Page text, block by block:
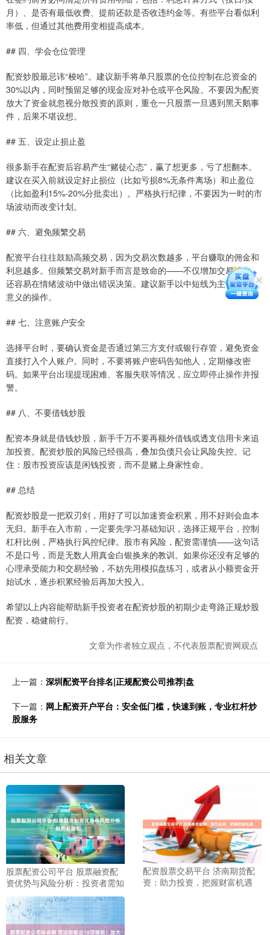
月）、是否有最低收费、提前还款是否收违约金等。有些平台看似利
率低，但通过其他费用变相提高成本。
## 四、学会仓位管理
配资炒股最忌讳“梭哈”。建议新手将单只股票的仓位控制在总资金的
30%以内，同时预留足够的现金应对补仓或平仓风险。不要因为配资
放大了资金就忽视分散投资的原则，重仓一只股票一旦遇到黑天鹅事
件，后果不堪设想。
## 五、设定止损止盈
很多新手在配资后容易产生“赌徒心态”，赢了想更多，亏了想翻本。
建议在买入前就设定好止损位（比如亏损8%无条件离场）和止盈位
（比如盈利15%-20%分批卖出）。严格执行纪律，不要因为一时的市
场波动而改变计划。
## 六、避免频繁交易
配资平台往往鼓励高频交易，因为交易次数越多，平台赚取的佣金和
利息越多。但频繁交易对新手而言是致命的——不仅增加交易成本，
还容易在情绪波动中做出错误决策。建议新手以中短线为主，减少无
意义的操作。
## 七、注意账户安全
选择平台时，要确认资金是否通过第三方支付或银行存管，避免资金
直接打入个人账户。同时，不要将账户密码告知他人，定期修改密
码。如果平台出现提现困难、客服失联等情况，应立即停止操作并报
警。
## 八、不要借钱炒股
配资本身就是借钱炒股，新手千万不要再额外借钱或透支信用卡来追
加投资。配资炒股的风险已经很高，叠加负债只会让风险失控。记
住：股市投资应该是闲钱投资，而不是赌上身家性命。
## 总结
配资炒股是一把双刃剑，用好了可以加速资金积累，用不好则会血本
无归。新手在入市前，一定要先学习基础知识，选择正规平台，控制
杠杆比例，严格执行风控纪律。股市有风险，配资需谨慎——这句话
不是口号，而是无数人用真金白银换来的教训。如果你还没有足够的
心理承受能力和交易经验，不妨先用模拟盘练习，或者从小额资金开
始试水，逐步积累经验后再加大投入。
希望以上内容能帮助新手投资者在配资炒股的初期少走弯路正规炒股
配资，稳健前行。
文章为作者独立观点，不代表股票配资网观点
上一篇： 深圳配资平台排名|正规配资公司推荐|盘
下一篇： 网上配资开户平台：安全低门槛，快速到账，专业杠杆炒
股服务
相关文章
股票配资公司平台 股票融资配
资优势与风险分析：投资者需知
配资股票交易平台 济南期货配
资：助力投资，把握财富机遇